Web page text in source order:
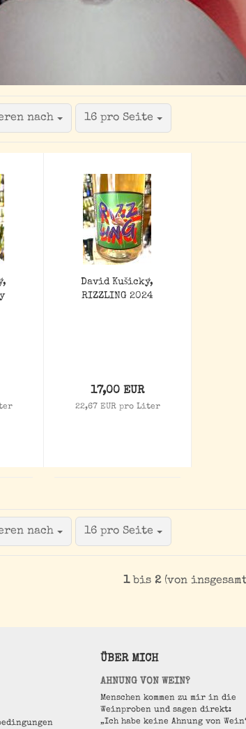
nach
nach 16 pro Seite
pro Seite
David Kušický,
RIZZLING 2024
17,00 EUR
22,67 EUR pro Liter
nach
nach 16 pro Seite
pro Seite
1bis 2(von
ÜBER MICH
AHNUNG VON WEIN?
Menschen kommen zu mir in die
Weinproben und sagen direkt:
„Ich habe keine Ahnung von